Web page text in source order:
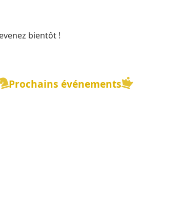
bientôt !
Prochains événements